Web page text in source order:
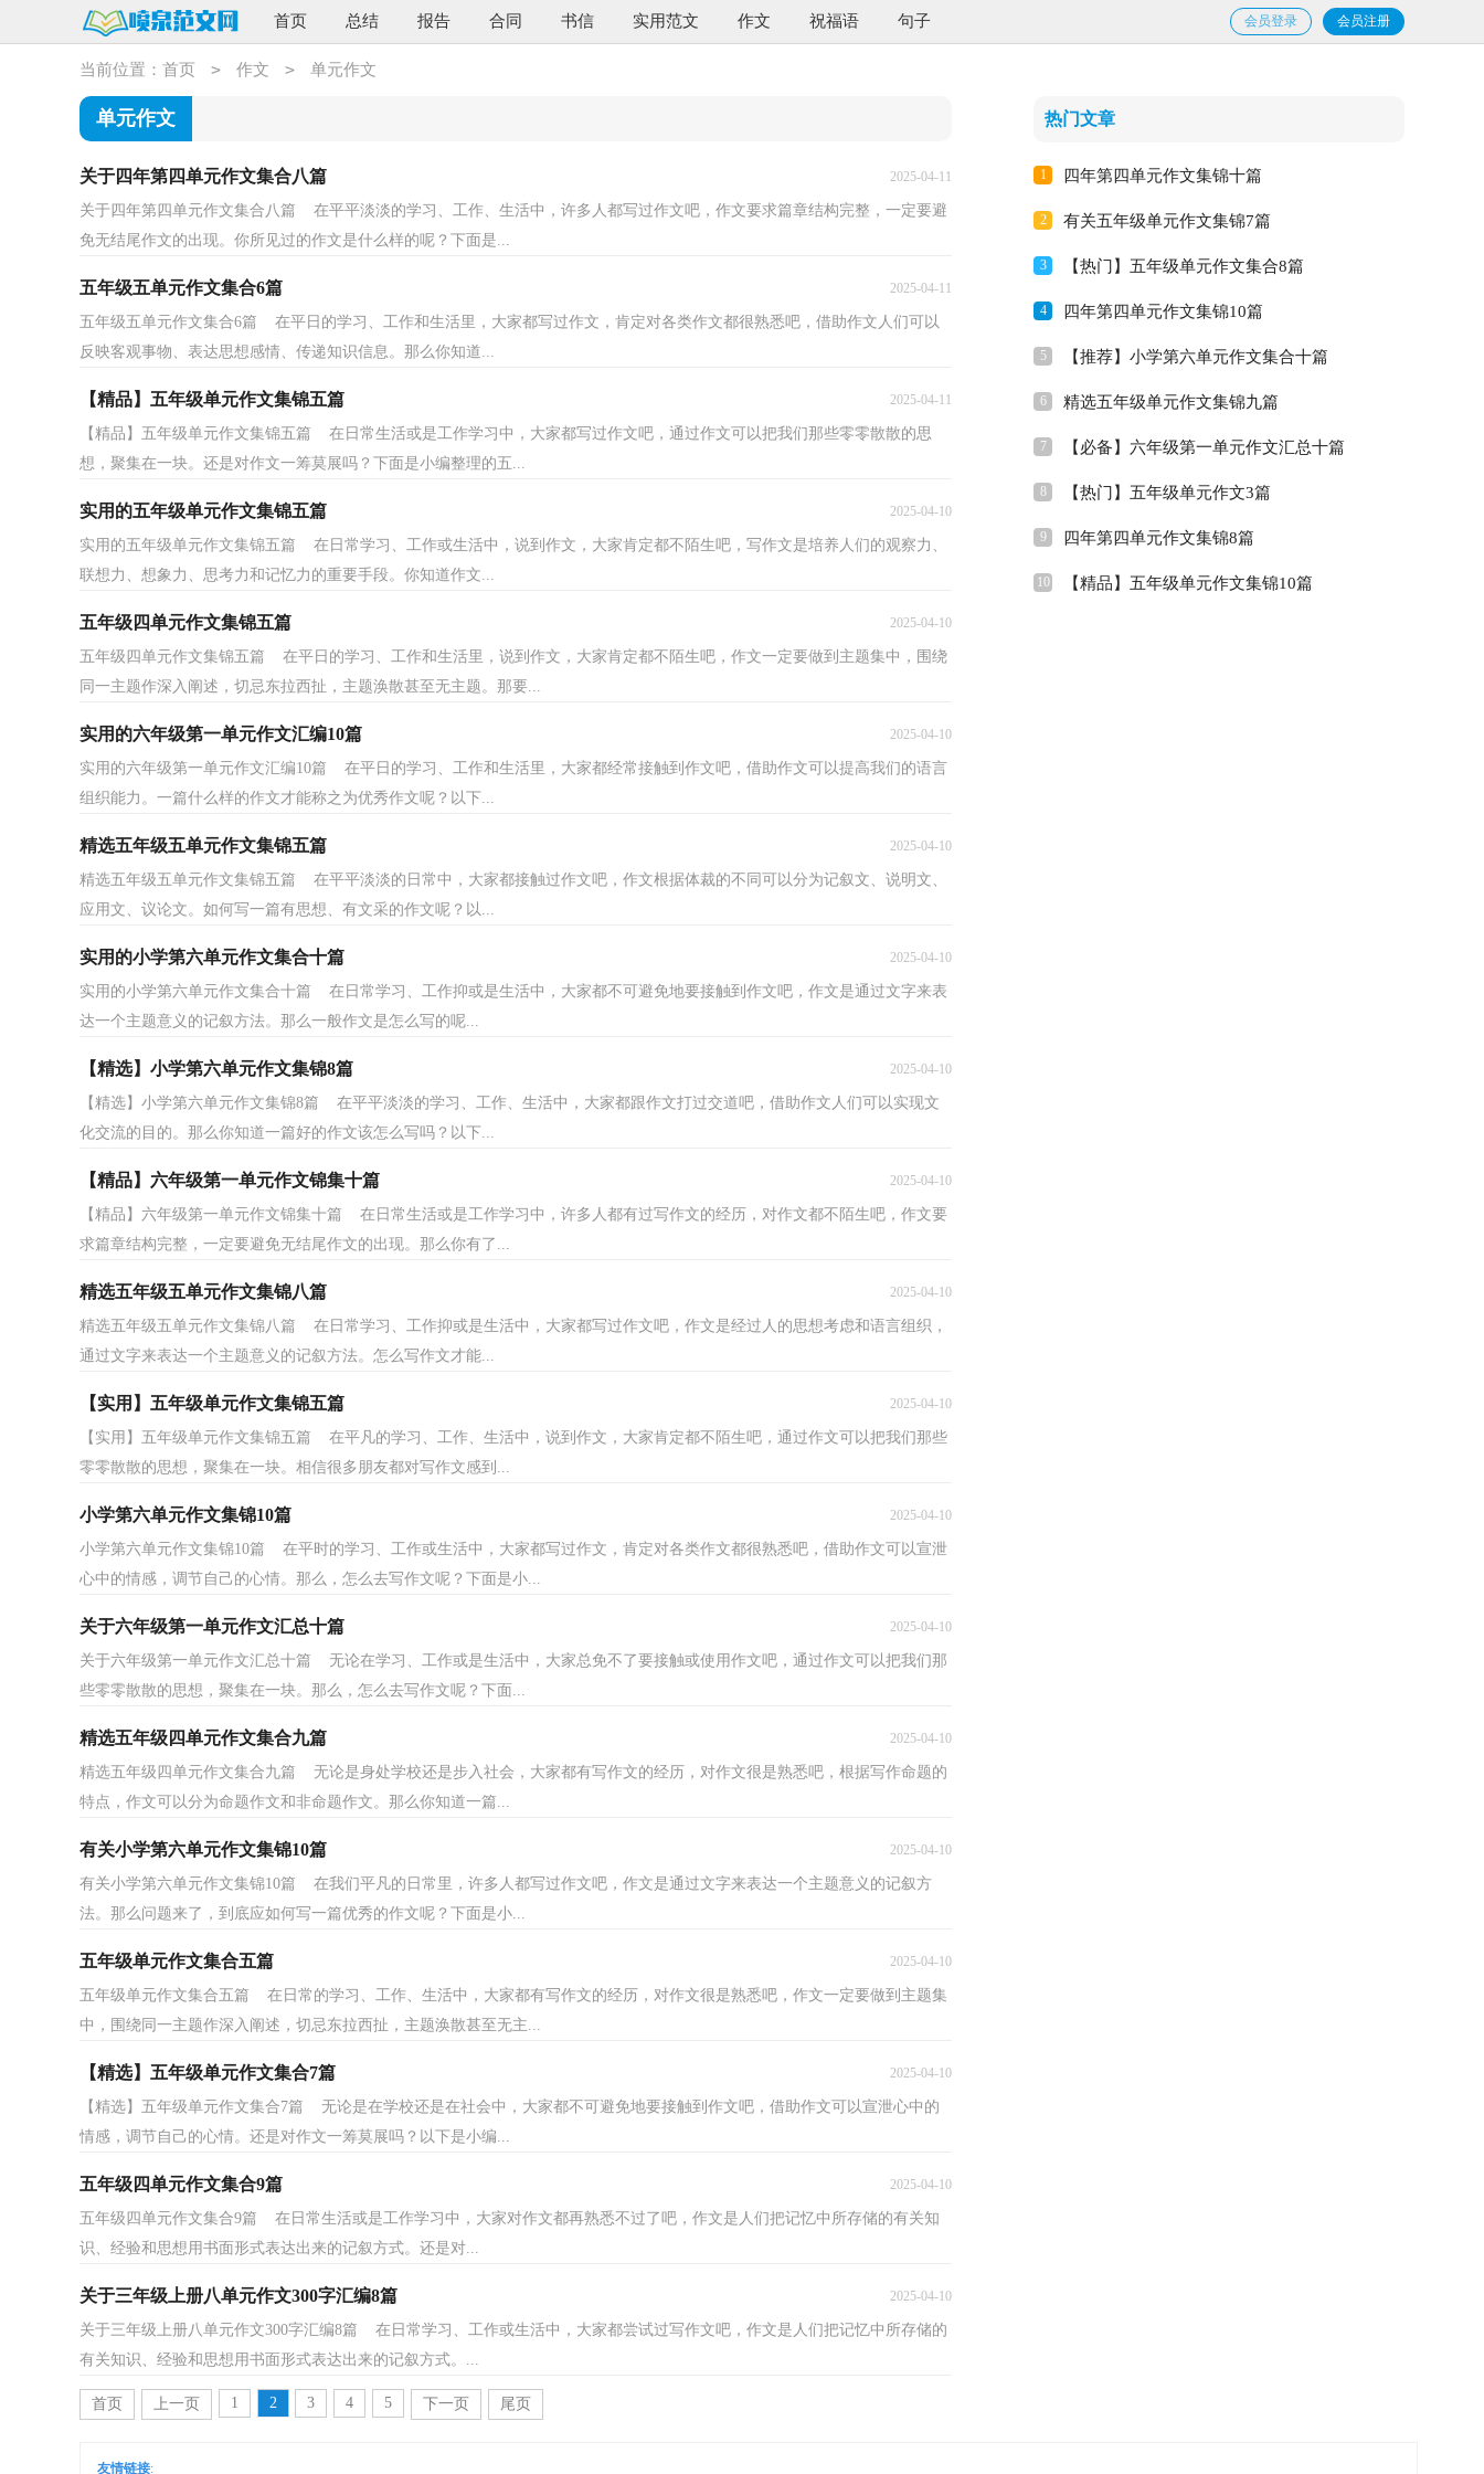
首页 总结 报告 合同 书信 实用范文 作文 祝福语 句子 会员登录 会员注册
当前位置： 首页 > 作文 > 单元作文
单元作文
关于四年第四单元作文集合八篇 2025-04-11
关于四年第四单元作文集合八篇 在平平淡淡的学习、工作、生活中，许多人都写过作文吧，作文要求篇章结构完整，一定要避
免无结尾作文的出现。你所见过的作文是什么样的呢？下面是...
五年级五单元作文集合6篇 2025-04-11
五年级五单元作文集合6篇 在平日的学习、工作和生活里，大家都写过作文，肯定对各类作文都很熟悉吧，借助作文人们可以
反映客观事物、表达思想感情、传递知识信息。那么你知道...
【精品】五年级单元作文集锦五篇 2025-04-11
【精品】五年级单元作文集锦五篇 在日常生活或是工作学习中，大家都写过作文吧，通过作文可以把我们那些零零散散的思
想，聚集在一块。还是对作文一筹莫展吗？下面是小编整理的五...
实用的五年级单元作文集锦五篇 2025-04-10
实用的五年级单元作文集锦五篇 在日常学习、工作或生活中，说到作文，大家肯定都不陌生吧，写作文是培养人们的观察力、
联想力、想象力、思考力和记忆力的重要手段。你知道作文...
五年级四单元作文集锦五篇 2025-04-10
五年级四单元作文集锦五篇 在平日的学习、工作和生活里，说到作文，大家肯定都不陌生吧，作文一定要做到主题集中，围绕
同一主题作深入阐述，切忌东拉西扯，主题涣散甚至无主题。那要...
实用的六年级第一单元作文汇编10篇 2025-04-10
实用的六年级第一单元作文汇编10篇 在平日的学习、工作和生活里，大家都经常接触到作文吧，借助作文可以提高我们的语言
组织能力。一篇什么样的作文才能称之为优秀作文呢？以下...
精选五年级五单元作文集锦五篇 2025-04-10
精选五年级五单元作文集锦五篇 在平平淡淡的日常中，大家都接触过作文吧，作文根据体裁的不同可以分为记叙文、说明文、
应用文、议论文。如何写一篇有思想、有文采的作文呢？以...
实用的小学第六单元作文集合十篇 2025-04-10
实用的小学第六单元作文集合十篇 在日常学习、工作抑或是生活中，大家都不可避免地要接触到作文吧，作文是通过文字来表
达一个主题意义的记叙方法。那么一般作文是怎么写的呢...
【精选】小学第六单元作文集锦8篇 2025-04-10
【精选】小学第六单元作文集锦8篇 在平平淡淡的学习、工作、生活中，大家都跟作文打过交道吧，借助作文人们可以实现文
化交流的目的。那么你知道一篇好的作文该怎么写吗？以下...
【精品】六年级第一单元作文锦集十篇 2025-04-10
【精品】六年级第一单元作文锦集十篇 在日常生活或是工作学习中，许多人都有过写作文的经历，对作文都不陌生吧，作文要
求篇章结构完整，一定要避免无结尾作文的出现。那么你有了...
精选五年级五单元作文集锦八篇 2025-04-10
精选五年级五单元作文集锦八篇 在日常学习、工作抑或是生活中，大家都写过作文吧，作文是经过人的思想考虑和语言组织，
通过文字来表达一个主题意义的记叙方法。怎么写作文才能...
【实用】五年级单元作文集锦五篇 2025-04-10
【实用】五年级单元作文集锦五篇 在平凡的学习、工作、生活中，说到作文，大家肯定都不陌生吧，通过作文可以把我们那些
零零散散的思想，聚集在一块。相信很多朋友都对写作文感到...
小学第六单元作文集锦10篇 2025-04-10
小学第六单元作文集锦10篇 在平时的学习、工作或生活中，大家都写过作文，肯定对各类作文都很熟悉吧，借助作文可以宣泄
心中的情感，调节自己的心情。那么，怎么去写作文呢？下面是小...
关于六年级第一单元作文汇总十篇 2025-04-10
关于六年级第一单元作文汇总十篇 无论在学习、工作或是生活中，大家总免不了要接触或使用作文吧，通过作文可以把我们那
些零零散散的思想，聚集在一块。那么，怎么去写作文呢？下面...
精选五年级四单元作文集合九篇 2025-04-10
精选五年级四单元作文集合九篇 无论是身处学校还是步入社会，大家都有写作文的经历，对作文很是熟悉吧，根据写作命题的
特点，作文可以分为命题作文和非命题作文。那么你知道一篇...
有关小学第六单元作文集锦10篇 2025-04-10
有关小学第六单元作文集锦10篇 在我们平凡的日常里，许多人都写过作文吧，作文是通过文字来表达一个主题意义的记叙方
法。那么问题来了，到底应如何写一篇优秀的作文呢？下面是小...
五年级单元作文集合五篇 2025-04-10
五年级单元作文集合五篇 在日常的学习、工作、生活中，大家都有写作文的经历，对作文很是熟悉吧，作文一定要做到主题集
中，围绕同一主题作深入阐述，切忌东拉西扯，主题涣散甚至无主...
【精选】五年级单元作文集合7篇 2025-04-10
【精选】五年级单元作文集合7篇 无论是在学校还是在社会中，大家都不可避免地要接触到作文吧，借助作文可以宣泄心中的
情感，调节自己的心情。还是对作文一筹莫展吗？以下是小编...
五年级四单元作文集合9篇 2025-04-10
五年级四单元作文集合9篇 在日常生活或是工作学习中，大家对作文都再熟悉不过了吧，作文是人们把记忆中所存储的有关知
识、经验和思想用书面形式表达出来的记叙方式。还是对...
关于三年级上册八单元作文300字汇编8篇 2025-04-10
关于三年级上册八单元作文300字汇编8篇 在日常学习、工作或生活中，大家都尝试过写作文吧，作文是人们把记忆中所存储的
有关知识、经验和思想用书面形式表达出来的记叙方式。...
首页 上一页 1 2 3 4 5 下一页 尾页
热门文章
1 四年第四单元作文集锦十篇
2 有关五年级单元作文集锦7篇
3 【热门】五年级单元作文集合8篇
4 四年第四单元作文集锦10篇
5 【推荐】小学第六单元作文集合十篇
6 精选五年级单元作文集锦九篇
7 【必备】六年级第一单元作文汇总十篇
8 【热门】五年级单元作文3篇
9 四年第四单元作文集锦8篇
10 【精品】五年级单元作文集锦10篇
友情链接: